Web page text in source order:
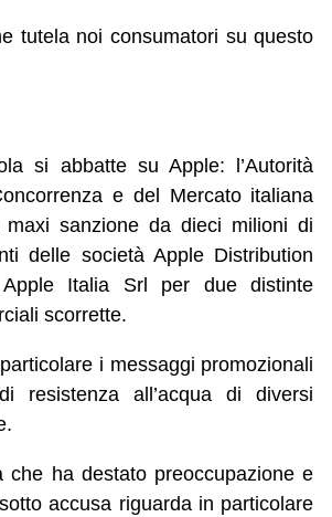
tutela noi consumatori su questo
si abbatte su Apple: l’Autorità
e del Mercato italiana
maxi sanzione da dieci milioni di
delle società Apple Distribution
Apple Italia Srl per due distinte
scorrette.
i messaggi promozionali
resistenza all’acqua di diversi
che ha destato preoccupazione e
accusa riguarda in particolare